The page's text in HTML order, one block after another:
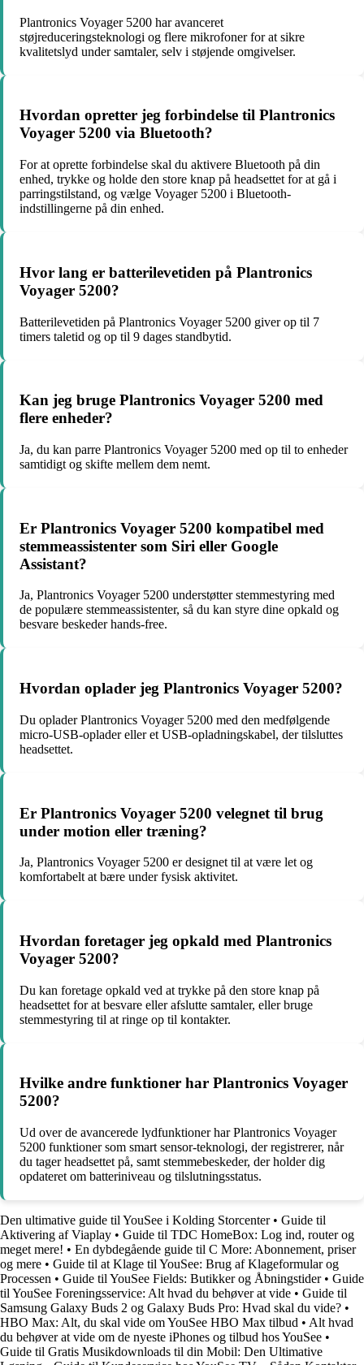
Plantronics Voyager 5200 har avanceret
støjreduceringsteknologi og flere mikrofoner for at sikre
kvalitetslyd under samtaler, selv i støjende omgivelser.
Hvordan opretter jeg forbindelse til Plantronics
Voyager 5200 via Bluetooth?
For at oprette forbindelse skal du aktivere Bluetooth på din
enhed, trykke og holde den store knap på headsettet for at gå i
parringstilstand, og vælge Voyager 5200 i Bluetooth-
indstillingerne på din enhed.
Hvor lang er batterilevetiden på Plantronics
Voyager 5200?
Batterilevetiden på Plantronics Voyager 5200 giver op til 7
timers taletid og op til 9 dages standbytid.
Kan jeg bruge Plantronics Voyager 5200 med
flere enheder?
Ja, du kan parre Plantronics Voyager 5200 med op til to enheder
samtidigt og skifte mellem dem nemt.
Er Plantronics Voyager 5200 kompatibel med
stemmeassistenter som Siri eller Google
Assistant?
Ja, Plantronics Voyager 5200 understøtter stemmestyring med
de populære stemmeassistenter, så du kan styre dine opkald og
besvare beskeder hands-free.
Hvordan oplader jeg Plantronics Voyager 5200?
Du oplader Plantronics Voyager 5200 med den medfølgende
micro-USB-oplader eller et USB-opladningskabel, der tilsluttes
headsettet.
Er Plantronics Voyager 5200 velegnet til brug
under motion eller træning?
Ja, Plantronics Voyager 5200 er designet til at være let og
komfortabelt at bære under fysisk aktivitet.
Hvordan foretager jeg opkald med Plantronics
Voyager 5200?
Du kan foretage opkald ved at trykke på den store knap på
headsettet for at besvare eller afslutte samtaler, eller bruge
stemmestyring til at ringe op til kontakter.
Hvilke andre funktioner har Plantronics Voyager
5200?
Ud over de avancerede lydfunktioner har Plantronics Voyager
5200 funktioner som smart sensor-teknologi, der registrerer, når
du tager headsettet på, samt stemmebeskeder, der holder dig
opdateret om batteriniveau og tilslutningsstatus.
Den ultimative guide til YouSee i Kolding Storcenter• Guide til
Aktivering af Viaplay • Guide til TDC HomeBox: Log ind, router og
meget mere! • En dybdegående guide til C More: Abonnement, priser
og mere • Guide til at Klage til YouSee: Brug af Klageformular og
Processen • Guide til YouSee Fields: Butikker og Åbningstider• Guide
til YouSee Foreningsservice: Alt hvad du behøver at vide • Guide til
Samsung Galaxy Buds 2 og Galaxy Buds Pro: Hvad skal du vide? •
HBO Max: Alt, du skal vide om YouSee HBO Max tilbud • Alt hvad
du behøver at vide om de nyeste iPhones og tilbud hos YouSee •
Guide til Gratis Musikdownloads til din Mobil: Den Ultimative